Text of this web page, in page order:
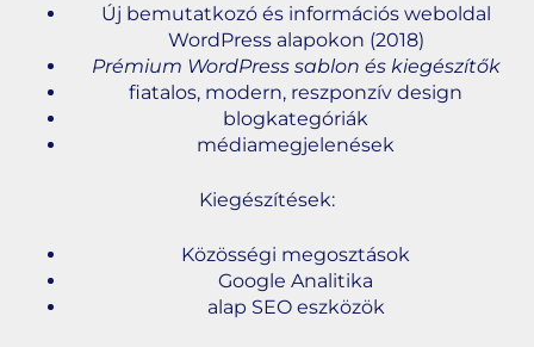
Új bemutatkozó és információs weboldal
WordPress alapokon (2018)
Prémium WordPress sablon és kiegészítők
fiatalos, modern, reszponzív design
blogkategóriák
médiamegjelenések
Kiegészítések:
Közösségi megosztások
Google Analitika
alap SEO eszközök